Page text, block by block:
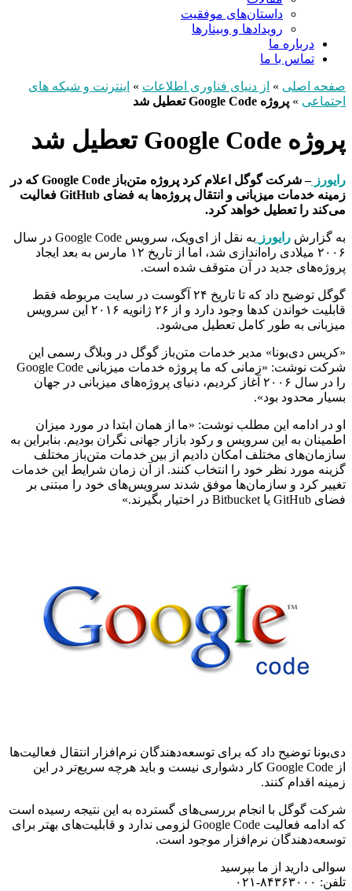
داستان‌های موفقیت
رویدادها و وبینارها
درباره ما
تماس با ما
صفحه اصلی » از دنیای فناوری اطلاعات » اینترنت و شبکه های
اجتماعی » پروژه Google Code تعطیل شد
پروژه Google Code تعطیل شد
رایورز
– شرکت گوگل اعلام کرد پروژه متن‌باز Google Code که در
زمینه خدمات میزبانی و انتقال پروژه‌ها به فضای GitHub فعالیت
می‌کند را تعطیل خواهد کرد.
به گزارش رایورز
به نقل از ای‌ویک، سرویس Google Code در سال
۲۰۰۶ میلادی راه‌اندازی شد، اما از تاریخ ۱۲ مارس به بعد ایجاد
پروژه‌های جدید در آن متوقف شده است.
گوگل توضیح داد که تا تاریخ ۲۴ آگوست در سایت مربوطه فقط
قابلیت خواندن کدها وجود دارد و از ۲۶ ژانویه ۲۰۱۶ این سرویس
میزبانی به طور کامل تعطیل می‌شود.
«کریس دی‌بونا» مدیر خدمات متن‌باز گوگل در وبلاگ رسمی این
شرکت نوشت: «زمانی که ما پروژه خدمات میزبانی Google Code
را در سال ۲۰۰۶ آغاز کردیم، دنیای پروژه‌های میزبانی در جهان
بسیار محدود بود».
او در ادامه این مطلب نوشت: «ما از همان ابتدا در مورد میزان
اطمینان به این سرویس و رکود بازار جهانی نگران بودیم. بنابراین به
سازمان‌های مختلف امکان دادیم از بین خدمات متن‌باز مختلف
گزینه مورد نظر خود را انتخاب کنند. از آن زمان شرایط این خدمات
تغییر کرد و سازمان‌ها موفق شدند سرویس‌های خود را مبتنی بر
فضای GitHub یا Bitbucket در اختیار بگیرند.»
دی‌بونا توضیح داد که برای توسعه‌دهندگان نرم‌افزار انتقال فعالیت‌ها
از Google Code کار دشواری نیست و باید هرچه سریع‌تر در این
زمینه اقدام کنند.
شرکت گوگل با انجام بررسی‌های گسترده به این نتیجه رسیده است
که ادامه فعالیت Google Code لزومی ندارد و قابلیت‌های بهتر برای
توسعه‌دهندگان نرم‌افزار موجود است.
سوالی دارید از ما بپرسید
تلفن: ۸۴۳۶۳۰۰۰-۰۲۱